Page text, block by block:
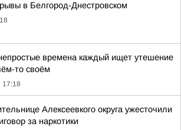
в Белгород-Днестровском
времена каждый ищет утешение
то своём
17:18
Алексеевкого округа ужесточили
за наркотики